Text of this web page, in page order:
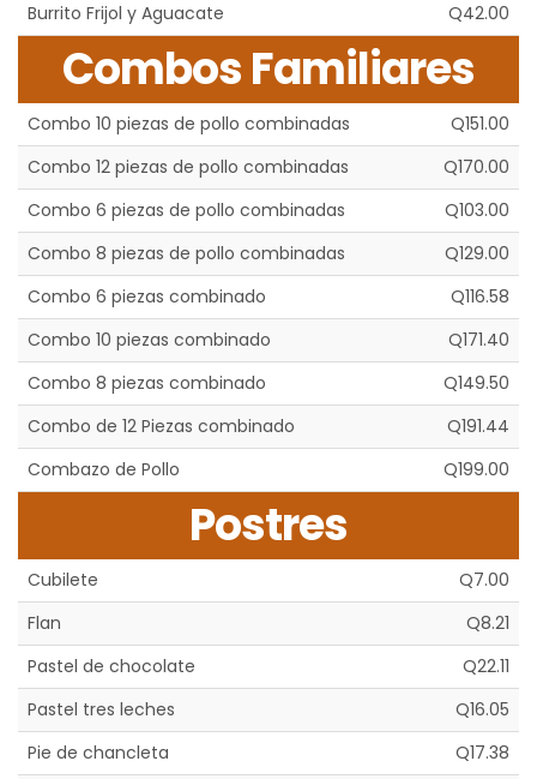
Burrito Frijol y Aguacate
Q42.00
Combos Familiares
Combo 10 piezas de pollo combinadas
Q151.00
Combo 12 piezas de pollo combinadas
Q170.00
Combo 6 piezas de pollo combinadas
Q103.00
Combo 8 piezas de pollo combinadas
Q129.00
Combo 6 piezas combinado
Q116.58
Combo 10 piezas combinado
Q171.40
Combo 8 piezas combinado
Q149.50
Combo de 12 Piezas combinado
Q191.44
Combazo de Pollo
Q199.00
Postres
Cubilete
Q7.00
Flan
Q8.21
Pastel de chocolate
Q22.11
Pastel tres leches
Q16.05
Pie de chancleta
Q17.38